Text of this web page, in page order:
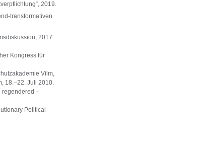
2019.
transformativen
2017.
Kongress für
Vilm,
18.–22. Juli 2010.
regendered –
Political